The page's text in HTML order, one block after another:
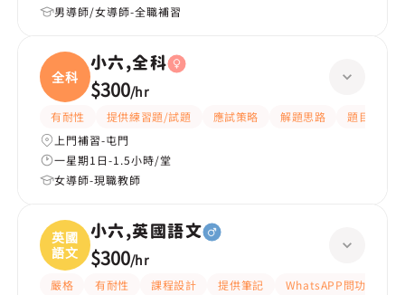
男導師/女導師-全職補習
全科
小六,全科
$300/hr
有耐性 提供練習題/試題 應試策略 解題思路
題目講解
上門補習-屯門
一星期1日-1.5小時/堂
女導師-現職教師
英國
語文
小六,英國語文
$300/hr
嚴格 有耐性 課程設計 提供筆記 WhatsAPP問功課